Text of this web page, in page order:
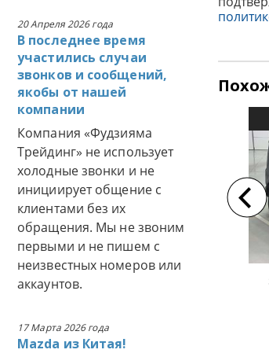
20 Апреля 2026 года
В последнее время
участились случаи
звонков и сообщений,
якобы от нашей
компании
Компания «Фудзияма
Трейдинг» не использует
холодные звонки и не
инициирует общение с
клиентами без их
обращения. Мы не звоним
первыми и не пишем с
неизвестных номеров или
аккаунтов.
17 Марта 2026 года
Mazda из Китая!